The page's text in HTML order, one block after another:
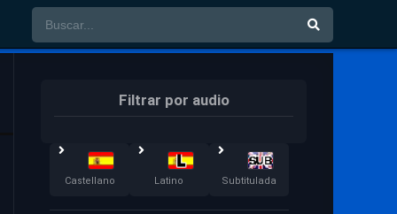
Filtrar por audio
Castellano Latino Subtitulada